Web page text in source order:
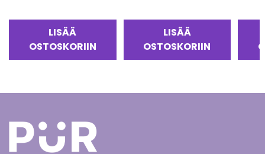
LISÄÄ
OSTOSKORIIN
LISÄÄ
OSTOSKORIIN